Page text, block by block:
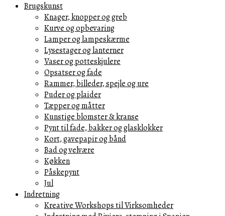
Brugskunst
Knager, knopper og greb
Kurve og opbevaring
Lamper og lampeskærme
Lysestager og lanterner
Vaser og potteskjulere
Opsatser og fade
Rammer, billeder, spejle og ure
Puder og plaider
Tæpper og måtter
Kunstige blomster & kranse
Pynt til fade, bakker og glasklokker
Kort, gavepapir og bånd
Bad og velvære
Køkken
Påskepynt
Jul
Indretning
Kreative Workshops til Virksomheder